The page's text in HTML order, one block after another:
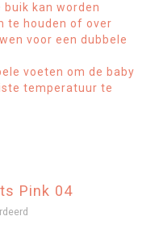
kan worden
te houden of over
voor een dubbele
voeten om de baby
temperatuur te
Pink 04